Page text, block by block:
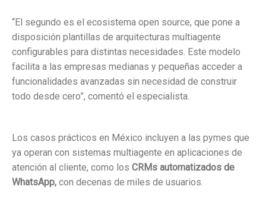
“El segundo es el ecosistema open source, que pone a
disposición plantillas de arquitecturas multiagente
configurables para distintas necesidades. Este modelo
facilita a las empresas medianas y pequeñas acceder a
funcionalidades avanzadas sin necesidad de construir
todo desde cero”, comentó el especialista.
Los casos prácticos en México incluyen a las pymes que
ya operan con sistemas multiagente en aplicaciones de
atención al cliente, como los CRMs automatizados de
WhatsApp, con decenas de miles de usuarios.